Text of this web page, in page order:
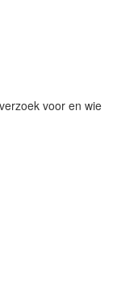
voor en wie